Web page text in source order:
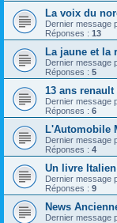
La voix du
Dernier message
Réponses : 13
La jaune et la
Dernier message
Réponses : 5
13 ans
Dernier message
Réponses : 6
L'Automobile
Dernier message
Réponses : 4
Un livre
Dernier message
Réponses : 9
News
Dernier message